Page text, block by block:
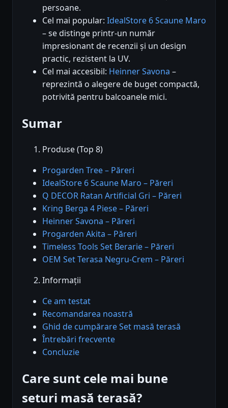
persoane.
Cel mai popular: IdealStore 6 Scaune Maro
– se distinge printr-un număr
impresionant de recenzii și un design
practic, rezistent la UV.
Cel mai accesibil: Heinner Savona –
reprezintă o alegere de buget compactă,
potrivită pentru balcoanele mici.
Sumar
Produse (Top 8)
Progarden Tree – Păreri
IdealStore 6 Scaune Maro – Păreri
Q DECOR Ratan Artificial Gri – Păreri
Kring Berga 4 Piese – Păreri
Heinner Savona – Păreri
Progarden Akita – Păreri
Timeless Tools Set Berarie – Păreri
OEM Set Terasa Negru-Crem – Păreri
Informații
Ce am testat
Recomandarea noastră
Ghid de cumpărare Set masă terasă
Întrebări frecvente
Concluzie
Care sunt cele mai bune
seturi masă terasă?